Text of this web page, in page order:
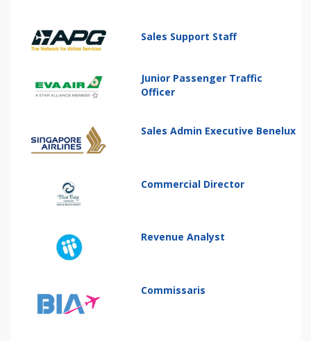
Sales Support Staff
Junior Passenger Traffic
Officer
Sales Admin Executive Benelux
Commercial Director
Revenue Analyst
Commissaris